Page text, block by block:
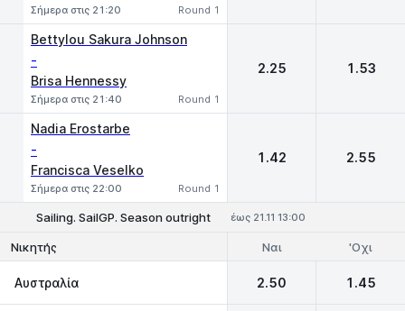
Σήμερα στις 21:20 Round 1
Bettylou Sakura Johnson
-
Brisa Hennessy
Σήμερα στις 21:40 Round 1
2.25 1.53
Nadia Erostarbe
-
Francisca Veselko
Σήμερα στις 22:00 Round 1
1.42 2.55
Sailing. SailGP. Season outright έως 21.11 13:00
Νικητής Ναι 'Οχι
Αυστραλία 2.50 1.45